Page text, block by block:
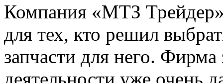
Компания «МТЗ
для тех, кто решил
запчасти для него.
деятельности уже очень